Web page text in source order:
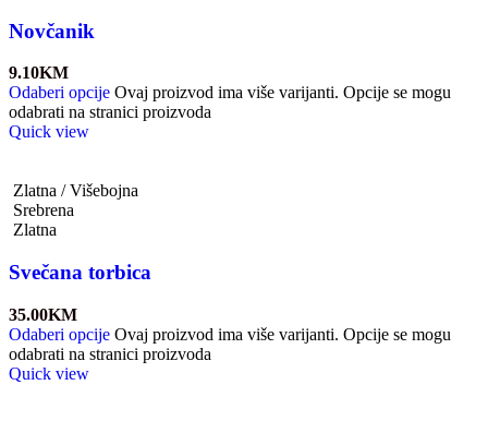
Novčanik
9.10KM
Odaberi opcije Ovaj proizvod ima više varijanti. Opcije se mogu
odabrati na stranici proizvoda
Quick view
Zlatna / Višebojna
Srebrena
Zlatna
Svečana torbica
35.00KM
Odaberi opcije Ovaj proizvod ima više varijanti. Opcije se mogu
odabrati na stranici proizvoda
Quick view